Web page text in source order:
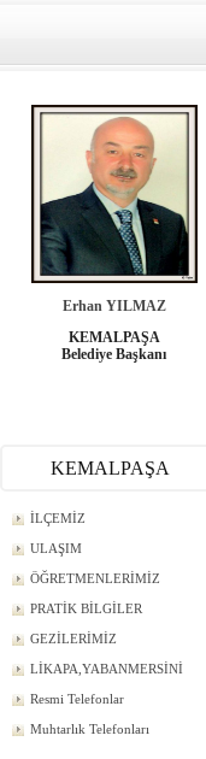
Erhan YILMAZ
KEMALPAŞA
Belediye Başkanı
KEMALPAŞA
İLÇEMİZ
ULAŞIM
ÖĞRETMENLERİMİZ
PRATİK BİLGİLER
GEZİLERİMİZ
LİKAPA,YABANMERSİNİ
Resmi Telefonlar
Muhtarlık Telefonları